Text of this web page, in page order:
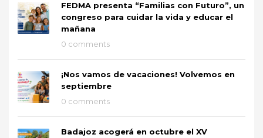
FEDMA presenta “Familias con Futuro”, un
congreso para cuidar la vida y educar el
mañana
0 comments
¡Nos vamos de vacaciones! Volvemos en
septiembre
0 comments
Badajoz acogerá en octubre el XV